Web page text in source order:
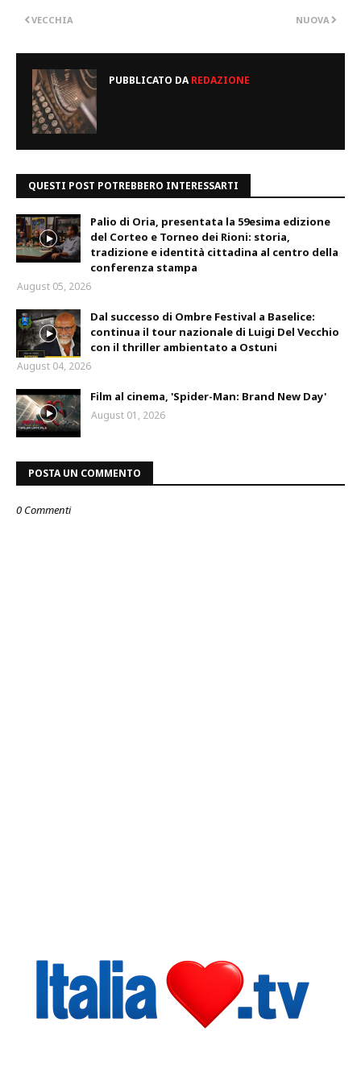
NUOVA
VECCHIA
PUBBLICATO DAREDAZIONE
QUESTI POST POTREBBERO INTERESSARTI
Palio di Oria, presentata la 59esima edizione
del Corteo e Torneo dei Rioni: storia,
tradizione e identità cittadina al centro della
conferenza stampa
August 05, 2026
Dal successo di Ombre Festival a Baselice:
continua il tour nazionale di Luigi Del Vecchio
con il thriller ambientato a Ostuni
August 04, 2026
Film al cinema, 'Spider-Man: Brand New Day'
August 01, 2026
POSTA UN COMMENTO
0 Commenti